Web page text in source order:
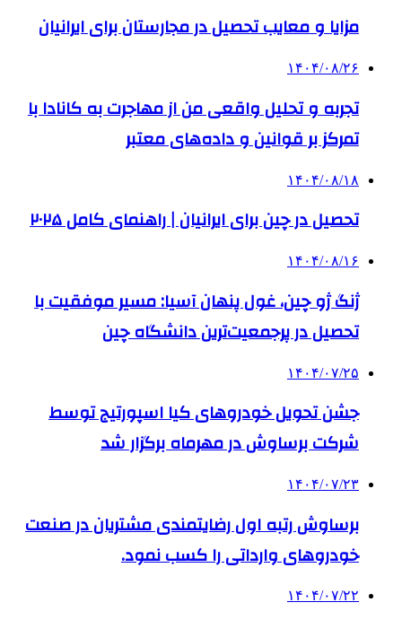
مزایا و معایب تحصیل در مجارستان برای ایرانیان
۱۴۰۴/۰۸/۲۶
تجربه و تحلیل واقعی من از مهاجرت به کانادا با
تمرکز بر قوانین و داده‌های معتبر
۱۴۰۴/۰۸/۱۸
تحصیل در چین برای ایرانیان | راهنمای کامل ۲۰۲۵
۱۴۰۴/۰۸/۱۶
ژنگ ژو چین، غول پنهان آسیا: مسیر موفقیت با
تحصیل در پرجمعیت‌ترین دانشگاه چین
۱۴۰۴/۰۷/۲۵
جشن تحویل خودروهای کیا اسپورتیج توسط
شرکت برساوش در مهرماه برگزار شد
۱۴۰۴/۰۷/۲۳
برساوش رتبه اول رضایتمندی مشتریان در صنعت
خودروهای وارداتی را کسب نمود.
۱۴۰۴/۰۷/۲۲